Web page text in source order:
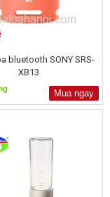
bluetooth SONY SRS-
XB13
Mua ngay